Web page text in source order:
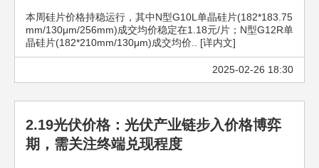
本周硅片价格持稳运行，其中N型G10L单晶硅片(182*183.75
mm/130μm/256mm)成交均价稳定在1.18元/片；N型G12R单
晶硅片(182*210mm/130μm)成交均价.. [详内文]
2025-02-26 18:30
2.19光伏价格：光伏产业链步入价格博弈
期，需关注终端兑现程度